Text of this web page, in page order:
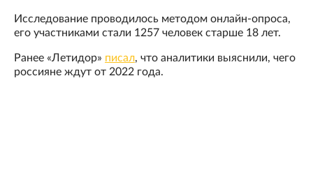
Исследование проводилось методом онлайн-опроса,
его участниками стали 1257 человек старше 18 лет.
Ранее «Летидор» писал, что аналитики выяснили, чего
россияне ждут от 2022 года.